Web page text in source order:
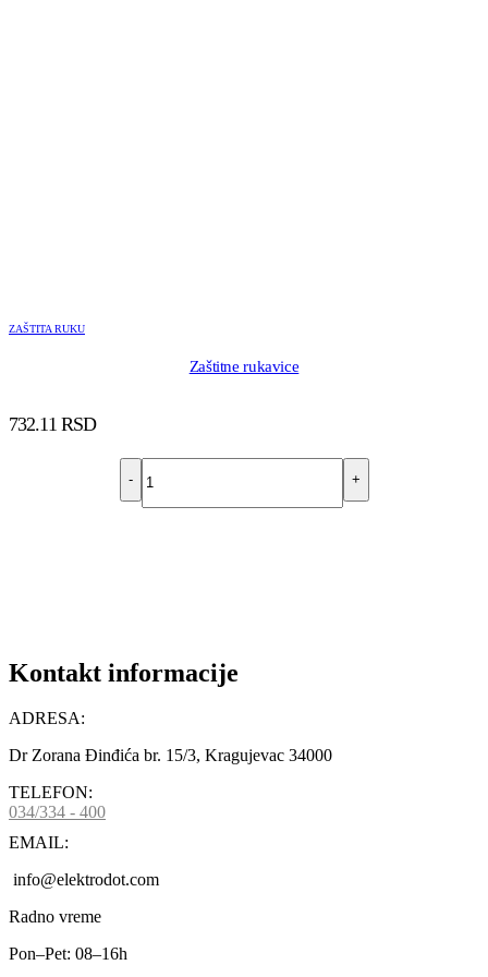
ZAŠTITA RUKU
Zaštitne rukavice
732.11 RSD
- +
Kontakt informacije
ADRESA:
Dr Zorana Đinđića br. 15/3, Kragujevac 34000
TELEFON:
034/334 - 400
EMAIL:
info@elektrodot.com
Radno vreme
Pon–Pet: 08–16h